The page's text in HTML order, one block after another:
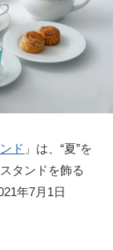
ド 」は、“夏”を
タンドを飾る
年7月1日